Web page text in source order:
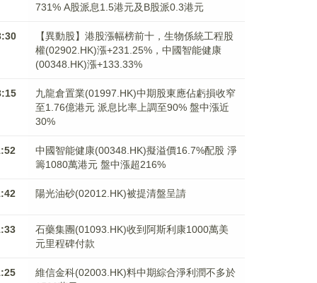
731% A股派息1.5港元及B股派0.3港元
【異動股】港股漲幅榜前十，生物係統工程股
權(02902.HK)漲+231.25%，中國智能健康
(00348.HK)漲+133.33%
九龍倉置業(01997.HK)中期股東應佔虧損收窄
至1.76億港元 派息比率上調至90% 盤中漲近
30%
中國智能健康(00348.HK)擬溢價16.7%配股 淨
籌1080萬港元 ​​​​​​​盤中漲超216%
陽光油砂(02012.HK)被提清盤呈請
石藥集團(01093.HK)收到阿斯利康1000萬美
元里程碑付款
維信金科(02003.HK)料中期綜合淨利潤不多於